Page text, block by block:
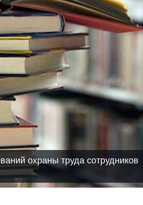
охраны труда сотрудников